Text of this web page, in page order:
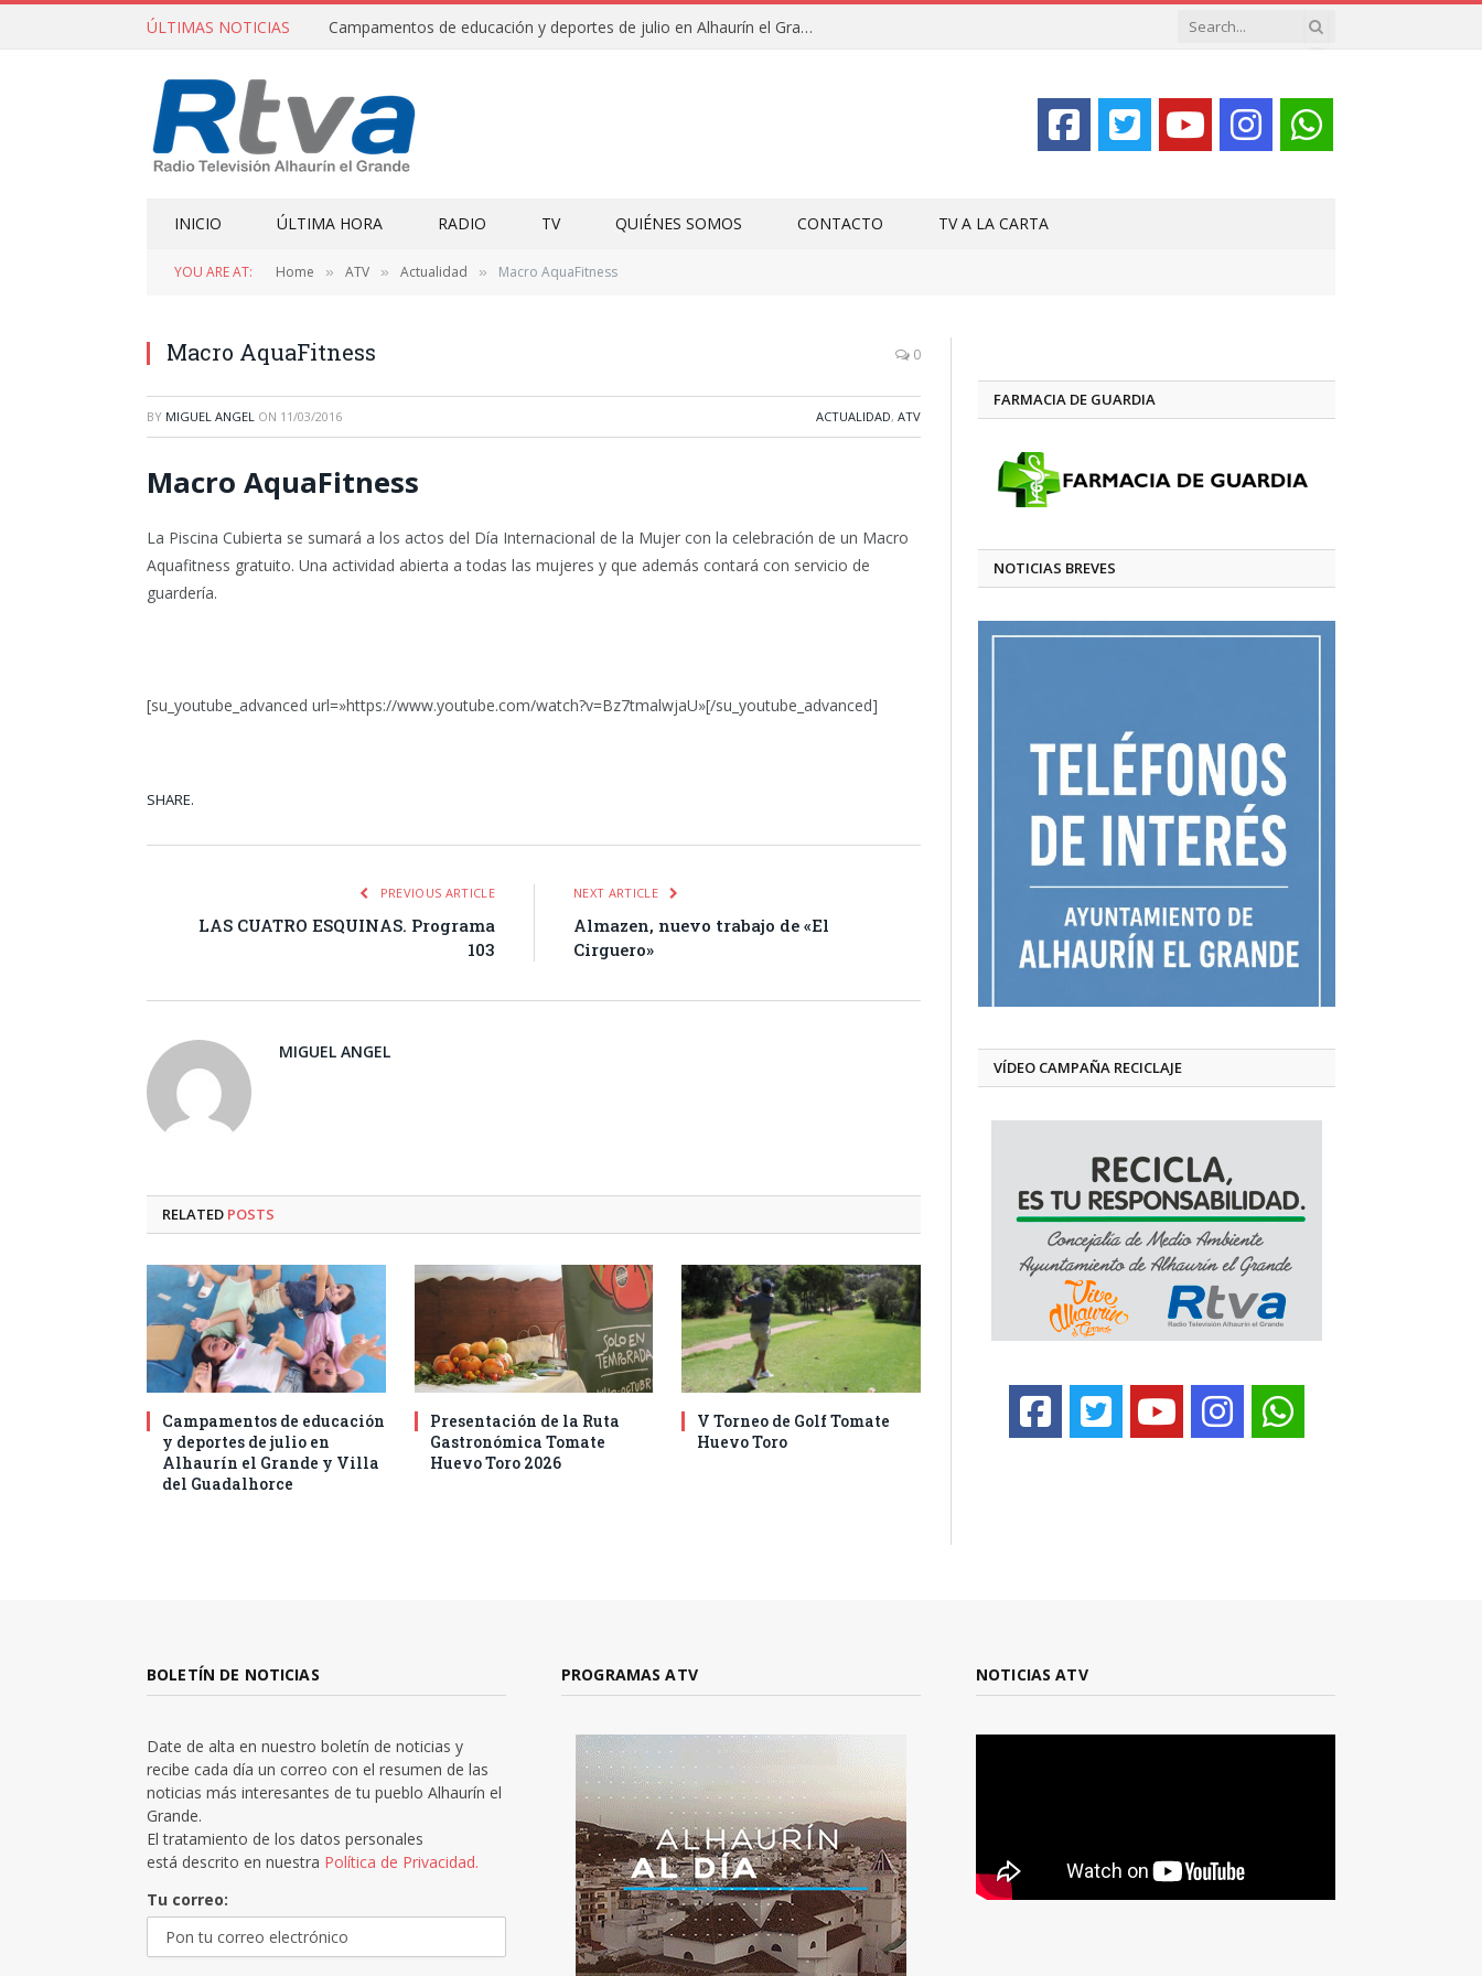
ÚLTIMAS NOTICIAS Campamentos de educación y deportes de julio en Alhaurín el Grande y Villa del Guadalhorce
INICIO ÚLTIMA HORA RADIO TV QUIÉNES SOMOS CONTACTO TV A LA CARTA
YOU ARE AT: Home » ATV » Actualidad » Macro AquaFitness
Macro AquaFitness 0
BY MIGUEL ANGEL ON 11/03/2016 ACTUALIDAD, ATV
Macro AquaFitness
La Piscina Cubierta se sumará a los actos del Día Internacional de la Mujer con la celebración de un Macro
Aquafitness gratuito. Una actividad abierta a todas las mujeres y que además contará con servicio de
guardería.
[su_youtube_advanced url=»https://www.youtube.com/watch?v=Bz7tmalwjaU»[/su_youtube_advanced]
SHARE.
PREVIOUS ARTICLE
LAS CUATRO ESQUINAS. Programa
103
NEXT ARTICLE
Almazen, nuevo trabajo de «El
Cirguero»
MIGUEL ANGEL
RELATED POSTS
Campamentos de educación
y deportes de julio en
Alhaurín el Grande y Villa
del Guadalhorce
Presentación de la Ruta
Gastronómica Tomate
Huevo Toro 2026
V Torneo de Golf Tomate
Huevo Toro
FARMACIA DE GUARDIA
NOTICIAS BREVES
VÍDEO CAMPAÑA RECICLAJE
BOLETÍN DE NOTICIAS
Date de alta en nuestro boletín de noticias y
recibe cada día un correo con el resumen de las
noticias más interesantes de tu pueblo Alhaurín el
Grande.
El tratamiento de los datos personales
está descrito en nuestra Política de Privacidad.
Tu correo:
PROGRAMAS ATV NOTICIAS ATV